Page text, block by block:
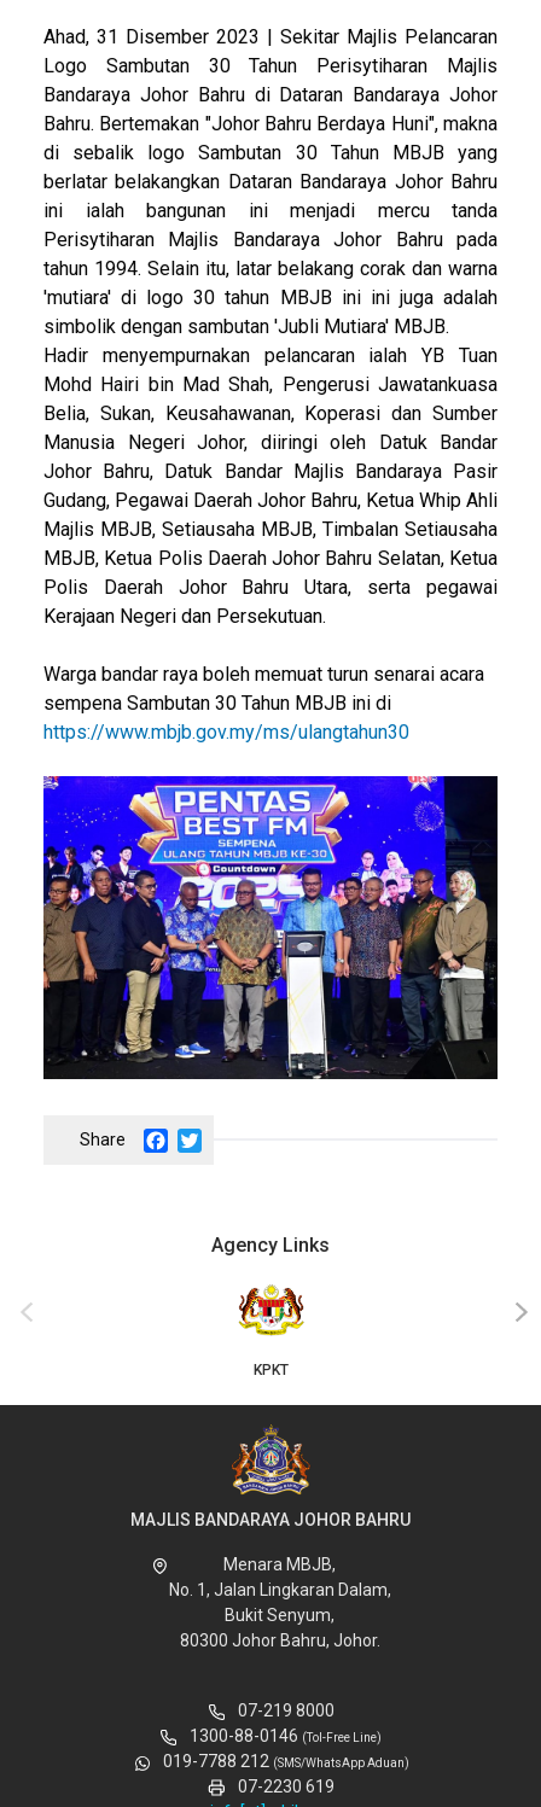
Ahad, 31 Disember 2023 | Sekitar Majlis Pelancaran
Logo Sambutan 30 Tahun Perisytiharan Majlis
Bandaraya Johor Bahru di Dataran Bandaraya Johor
Bahru. Bertemakan "Johor Bahru Berdaya Huni", makna
di sebalik logo Sambutan 30 Tahun MBJB yang
berlatar belakangkan Dataran Bandaraya Johor Bahru
ini ialah bangunan ini menjadi mercu tanda
Perisytiharan Majlis Bandaraya Johor Bahru pada
tahun 1994. Selain itu, latar belakang corak dan warna
'mutiara' di logo 30 tahun MBJB ini ini juga adalah
simbolik dengan sambutan 'Jubli Mutiara' MBJB.
Hadir menyempurnakan pelancaran ialah YB Tuan
Mohd Hairi bin Mad Shah, Pengerusi Jawatankuasa
Belia, Sukan, Keusahawanan, Koperasi dan Sumber
Manusia Negeri Johor, diiringi oleh Datuk Bandar
Johor Bahru, Datuk Bandar Majlis Bandaraya Pasir
Gudang, Pegawai Daerah Johor Bahru, Ketua Whip Ahli
Majlis MBJB, Setiausaha MBJB, Timbalan Setiausaha
MBJB, Ketua Polis Daerah Johor Bahru Selatan, Ketua
Polis Daerah Johor Bahru Utara, serta pegawai
Kerajaan Negeri dan Persekutuan.
Warga bandar raya boleh memuat turun senarai acara
sempena Sambutan 30 Tahun MBJB ini di
https://www.mbjb.gov.my/ms/ulangtahun30
Facebook
Agency Links
JKT
‹ ›
MAJLIS BANDARAYA JOHOR BAHRU
Menara MBJB,
No. 1, Jalan Lingkaran Dalam,
Bukit Senyum,
80300 Johor Bahru, Johor.
07-219 8000
1300-88-0146 (Tol-Free Line)
019-7788 212 (SMS/WhatsApp Aduan)
07-2230 619